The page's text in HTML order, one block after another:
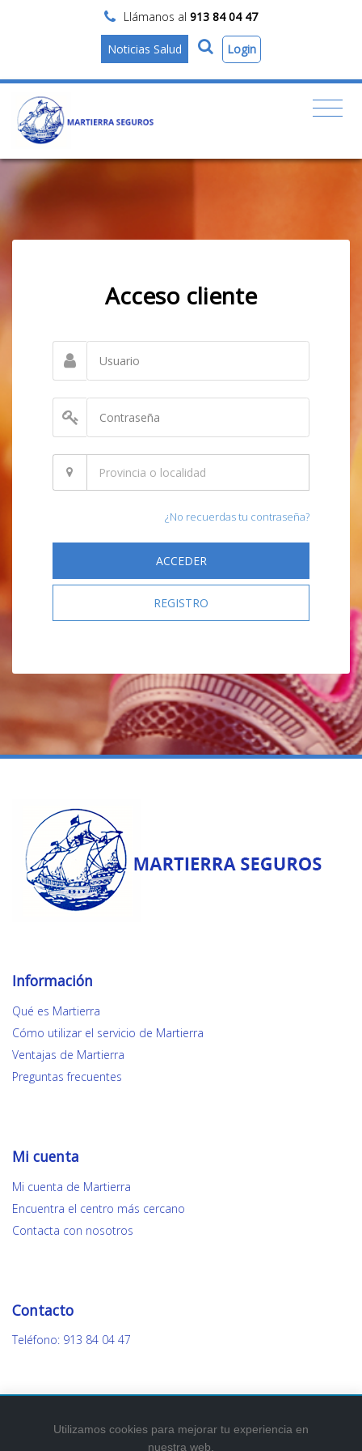
Llámanos al 913 84 04 47
Noticias Salud Login
Acceso cliente
¿No recuerdas tu contraseña?
ACCEDER
REGISTRO
Información
Qué es Martierra
Cómo utilizar el servicio de Martierra
Ventajas de Martierra
Preguntas frecuentes
Mi cuenta
Mi cuenta de Martierra
Encuentra el centro más cercano
Contacta con nosotros
Contacto
Teléfono: 913 84 04 47
Utilizamos cookies para mejorar tu experiencia en
nuestra web.